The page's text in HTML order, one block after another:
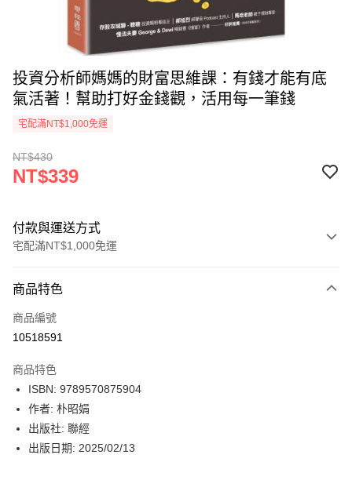
投資分析師媽媽的財富思維課：有錢才能有底
氣活著！幫助打好金錢觀，活用每一筆錢
宅配滿NT$1,000免運
NT$430
NT$339
付款與運送方式
宅配滿NT$1,000免運
icash Pay
信用卡一次付款
LINE Pay
Apple Pay
街口支付
商品特色
商品編號
10518591
商品特色
ISBN: 9789570875904
作者: 朴昭娟
出版社: 聯經
出版日期: 2025/02/13